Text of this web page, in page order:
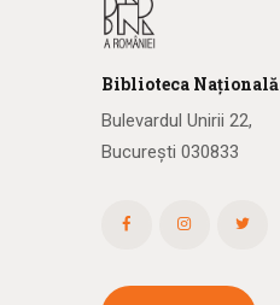
Biblioteca Națională
Bulevardul Unirii 22,
București 030833